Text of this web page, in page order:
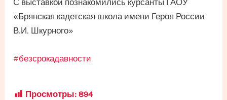
«Брянская кадетская школа имени Героя России
В.И. Шкурного»
#безсрокадавности
Просмотры: 894